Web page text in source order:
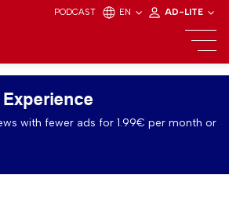
PODCAST EN AD-LITE
with fewer ads for 1.99€ per month or